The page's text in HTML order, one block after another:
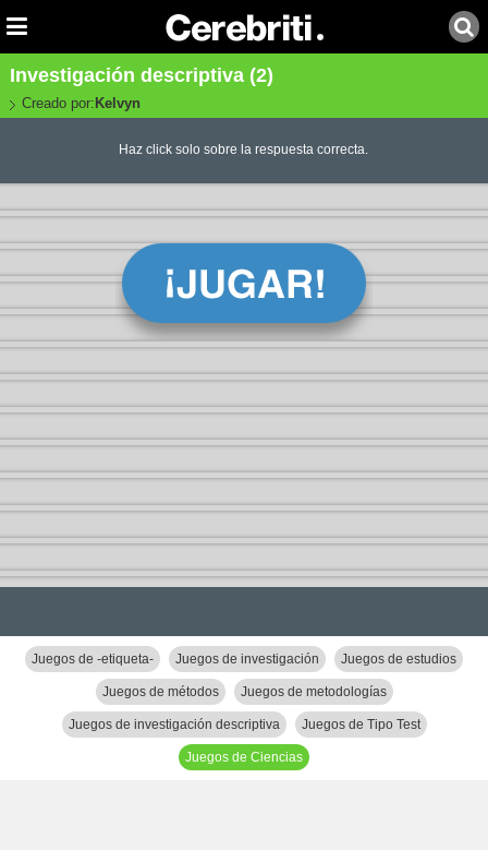
Investigación descriptiva (2)
Creado por: Kelvyn
Haz click solo sobre la respuesta correcta.
Juegos de -etiqueta- Juegos de investigación Juegos de estudios
Juegos de métodos Juegos de metodologías
Juegos de investigación descriptiva Juegos de Tipo Test
Juegos de Ciencias